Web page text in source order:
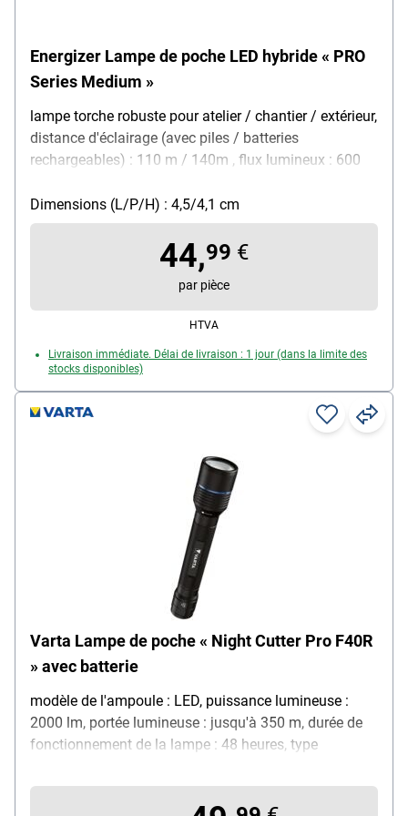
Energizer Lampe de poche LED hybride « PRO
Series Medium »
lampe torche robuste pour atelier / chantier / extérieur,
distance d'éclairage (avec piles / batteries
rechargeables) : 110 m / 140m , flux lumineux : 600
AAA / batterie rechargeable (avec port USB pour la
recharge), 4 modes d'éclairage réglables : élevé /
moyen / faible / stroboscopique, avantage du produit
: IRC élevé pour la clarté des couleurs / gros bouton-
poussoir (adapté aux gants) / poignée antidérapante
/ indicateur de niveau des piles / aimant intégré,
/ à la poussière (IP 67), autonomie (réglage élevé) : 4
heures, contenu de la livraison : 1 lampe de poche / 1
câble de recharge USB / 6x piles AAA / 1 sac avec
fonction holster
Dimensions (L/P/H) : 4,5/4,1 cm
44,99 €
par pièce
HTVA
Livraison immédiate. Délai de livraison : 1 jour (dans la limite des
stocks disponibles)
Varta Lampe de poche « Night Cutter Pro F40R
» avec batterie
modèle de l'ampoule : LED, puissance lumineuse :
2000 lm, portée lumineuse : jusqu'à 350 m, durée de
fonctionnement de la lampe : 48 heures, type
rechargeable avec connexion USB-C / fonction
powerbank avec 5200 mAh, caractéristiques : 5